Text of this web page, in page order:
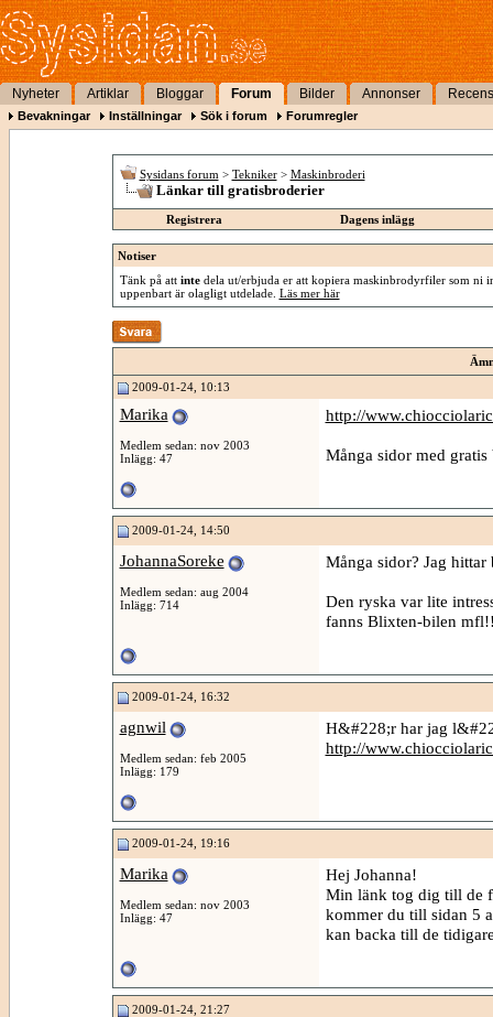
Nyheter Artiklar Bloggar Forum Bilder Annonser
Bevakningar Inställningar Sök i forum Forumregler
Sysidans forum > Tekniker > Maskinbroderi
Länkar till gratisbroderier
Registrera Dagens inlägg
Notiser
Tänk på att intedela ut/erbjuda er att kopiera maskinbrodyrfiler som ni
uppenbart är olagligt utdelade. Läs mer här
2009-01-24, 10:13
Marika
Medlem sedan: nov 2003
Inlägg: 47
http://
Många sidor med gratis
2009-01-24, 14:50
JohannaSoreke
Medlem sedan: aug 2004
Inlägg: 714
Många sidor? Jag hittar
Den ryska var lite
fanns Blixten-bilen
2009-01-24, 16:32
agnwil
Medlem sedan: feb 2005
Inlägg: 179
H&#228;r har jag
http://
2009-01-24, 19:16
Marika
Medlem sedan: nov 2003
Inlägg: 47
Hej Johanna!
Min länk tog dig till de
kommer du till sidan 5
kan backa till de
2009-01-24, 21:27